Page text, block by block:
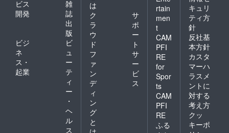
ビス
開発
雑
誌
出
版
ビジ
ネ
ス・
起業
ビ
ュ
ー
テ
ィ
ー
・
ヘ
ル
ス
は
ク
ラ
ウ
ド
フ
ァ
ン
デ
ィ
ン
グ
と
サ
ポ
ー
ト
サ
ー
ビ
ス
rtain
men
t
CAM
PFI
RE
for
Spor
ts
CAM
PFI
RE
ふる
キュリ
ティ方
針
反社基
本方針
カスタ
マーハ
ラスメ
ントに
対する
考え方
クッ
キーポ